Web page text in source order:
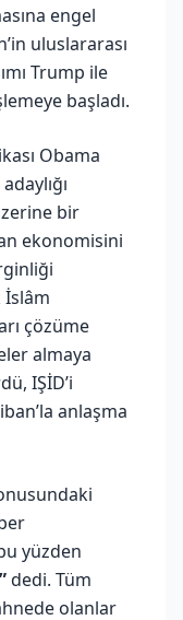
engel
uluslararası
Trump ile
başladı.
Obama
bir
ekonomisini
İslâm
çözüme
almaya
IŞİD’i
anlaşma
yüzden
dedi. Tüm
olanlar